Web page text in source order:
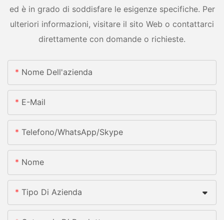
ed è in grado di soddisfare le esigenze specifiche. Per
ulteriori informazioni, visitare il sito Web o contattarci
direttamente con domande o richieste.
Nome Dell'azienda
E-Mail
Telefono/whatsApp/skype
Nome
Tipo Di Azienda